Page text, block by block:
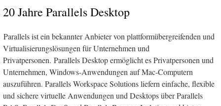
20 Jahre Parallels Desktop
Parallels ist ein bekannter Anbieter von plattformübergreifenden und
Virtualisierungslösungen für Unternehmen und
Privatpersonen. Parallels Desktop ermöglicht es Privatpersonen und
Unternehmen, Windows-Anwendungen auf Mac-Computern
auszuführen. Parallels Workspace Solutions liefern einfache, flexible
und sichere virtuelle Anwendungen und Desktops über Parallels